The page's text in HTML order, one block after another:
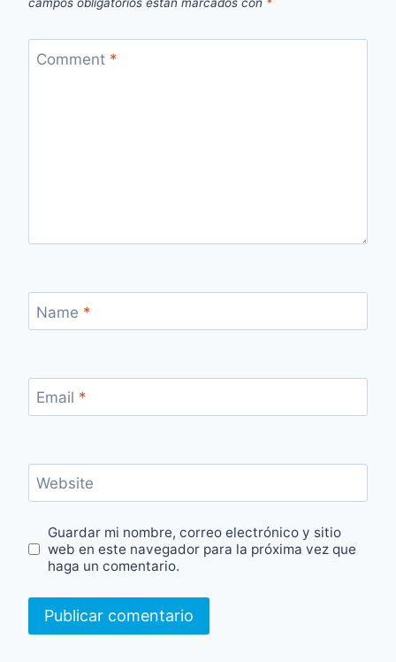
campos obligatorios están marcados con *
Comment *
Name *
Email *
Website
Guardar mi nombre, correo electrónico y sitio
web en este navegador para la próxima vez que
haga un comentario.